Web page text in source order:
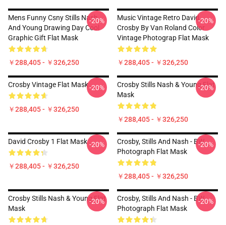
Mens Funny Csny Stills Nash
And Young Drawing Day Cool
Graphic Gift Flat Mask
￥288,405 - ￥326,250
-20%
Music Vintage Retro David
Crosby By Van Roland Color
Vintage Photograp Flat Mask
￥288,405 - ￥326,250
-20%
Crosby Vintage Flat Mask
￥288,405 - ￥326,250
-20%
Crosby Stills Nash & Young Flat
Mask
￥288,405 - ￥326,250
-20%
David Crosby 1 Flat Mask
￥288,405 - ￥326,250
-20%
Crosby, Stills And Nash - BW
Photograph Flat Mask
￥288,405 - ￥326,250
-20%
Crosby Stills Nash & Young Flat
Mask
-20%
Crosby, Stills And Nash - BW
Photograph Flat Mask
-20%